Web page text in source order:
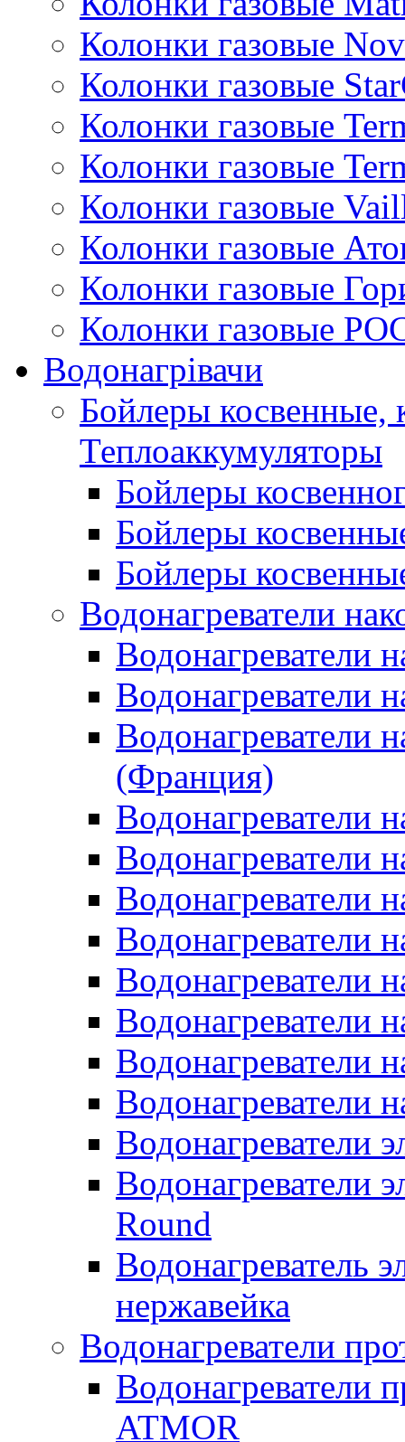
Колонки газовые
Колонки газовые
Колонки газовые
Колонки газовые
Колонки газовые
Колонки газовые
Колонки газовые
Колонки газовые
Водонагрівачи
Бойлеры косвенные,
Теплоаккумуляторы
Бойлеры
Бойлеры
Бойлеры
Водонагреватели
Водонагреватели
Водонагреватели
Водонагреватели
(Франция)
Водонагреватели
Водонагреватели
Водонагреватели
Водонагреватели
Водонагреватели
Водонагреватели
Водонагреватели
Водонагреватели
Водонагреватели
Водонагреватели
Round
Водонагреватель
нержавейка
Водонагреватели
Водонагреватели
ATMOR